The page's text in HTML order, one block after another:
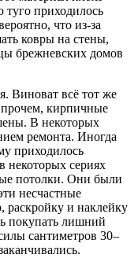
туго приходилось
что из-за
ковры на стены,
брежневских домов
Виноват всё тот же
кирпичные
В некоторых
ремонта. Иногда
приходилось
некоторых сериях
потолки. Они были
несчастные
раскройку и наклейку
покупать лишний
сантиметров 30–